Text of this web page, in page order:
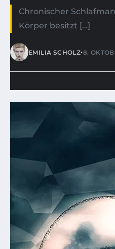
Chronischer
Körper besitzt […]
EMILIA SCHOLZ•8.